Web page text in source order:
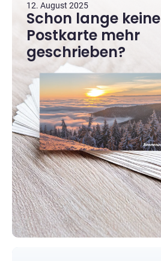
12. August 2025
Schon lange keine
Postkarte mehr
geschrieben?